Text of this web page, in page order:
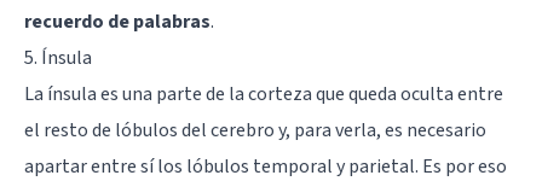
recuerdo de palabras.
5. Ínsula
La ínsula es una parte de la corteza que queda oculta entre
el resto de lóbulos del cerebro y, para verla, es necesario
apartar entre sí los lóbulos temporal y parietal. Es por eso